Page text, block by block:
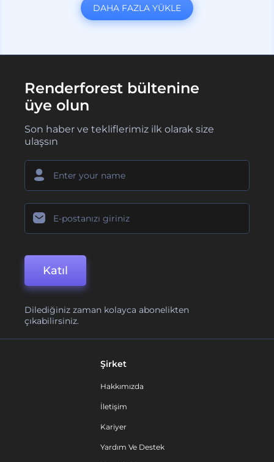
DAHA FAZLA YÜKLE
Renderforest bültenine
üye olun
Son haber ve tekliflerimiz ilk olarak size
ulaşsın
Katıl
Dilediğiniz zaman kolayca abonelikten
çıkabilirsiniz.
Şirket
Hakkımızda
İletişim
Kariyer
Yardım Ve Destek